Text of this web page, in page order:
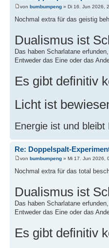
von bumbumpeng » Di 16. Jun 2026,
Nochmal extra für das geistig
Dualismus ist
Das haben Scharlatane
Entweder das Eine oder das
Es gibt definitiv
Licht ist
Energie ist und bleibt
Re: Doppelspalt-
von bumbumpeng » Mi 17. Jun 2026,
Nochmal extra für das total
Dualismus ist
Das haben Scharlatane
Entweder das Eine oder das
Es gibt definitiv